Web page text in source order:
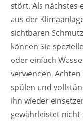
stört. Als nächstes
aus der
sichtbaren
können Sie
oder einfach
verwenden.
spülen und
ihn wieder
gewährleistet